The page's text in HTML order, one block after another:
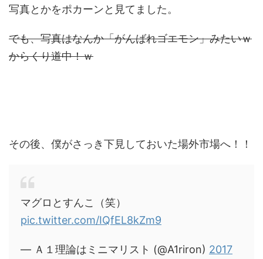
写真とかをポカーンと見てました。
でも、写真はなんか「がんばれゴエモン」みたいｗ
からくり道中！ｗ
その後、僕がさっき下見しておいた場外市場へ！！
マグロとすんこ（笑）
pic.twitter.com/IQfEL8kZm9
— Ａ１理論はミニマリスト (@A1riron) 2017